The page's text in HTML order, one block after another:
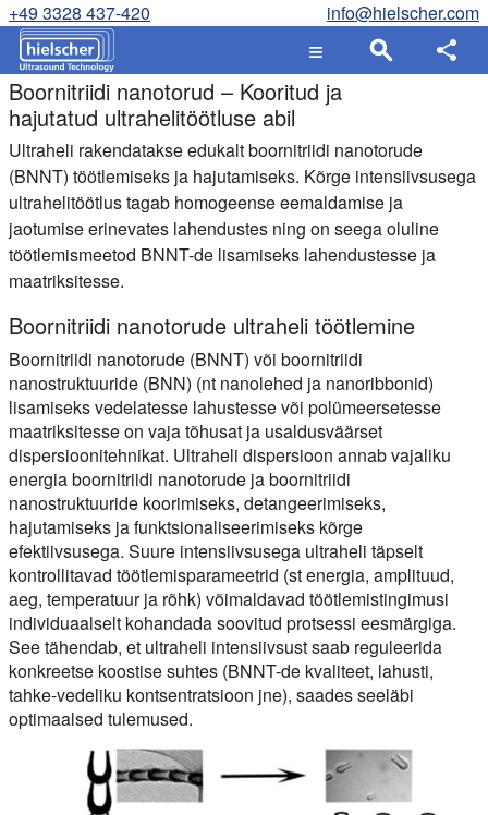
+49 3328 437-420 info@hielscher.com
Boornitriidi nanotorud – Kooritud ja
hajutatud ultrahelitöötluse abil
Ultraheli rakendatakse edukalt boornitriidi nanotorude
(BNNT) töötlemiseks ja hajutamiseks. Kõrge intensiivsusega
ultrahelitöötlus tagab homogeense eemaldamise ja
jaotumise erinevates lahendustes ning on seega oluline
töötlemismeetod BNNT-de lisamiseks lahendustesse ja
maatriksitesse.
Boornitriidi nanotorude ultraheli töötlemine
Boornitriidi nanotorude (BNNT) või boornitriidi
nanostruktuuride (BNN) (nt nanolehed ja nanoribbonid)
lisamiseks vedelatesse lahustesse või polümeersetesse
maatriksitesse on vaja tõhusat ja usaldusväärset
dispersioonitehnikat. Ultraheli dispersioon annab vajaliku
energia boornitriidi nanotorude ja boornitriidi
nanostruktuuride koorimiseks, detangeerimiseks,
hajutamiseks ja funktsionaliseerimiseks kõrge
efektiivsusega. Suure intensiivsusega ultraheli täpselt
kontrollitavad töötlemisparameetrid (st energia, amplituud,
aeg, temperatuur ja rõhk) võimaldavad töötlemistingimusi
individuaalselt kohandada soovitud protsessi eesmärgiga.
See tähendab, et ultraheli intensiivsust saab reguleerida
konkreetse koostise suhtes (BNNT-de kvaliteet, lahusti,
tahke-vedeliku kontsentratsioon jne), saades seeläbi
optimaalsed tulemused.